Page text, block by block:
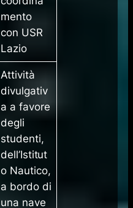
mento
con USR
Lazio
Attività
divulgativ
a a favore
degli
studenti,
dell’Istitut
o Nautico,
a bordo di
una nave